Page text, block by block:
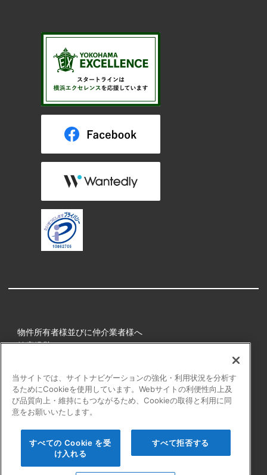
物件所有者様並びに仲介業者様へ
健康経営
プライバシーポリシー
障害者の表記について
よくある質問
当サイトでは、サイトナビゲーションの強化・利用状況を分析す
るためにCookieを使用しています。Webサイトの利便性向上及
び品質向上・維持にもつながるため、Cookieの取得と利用に同
意をお願いいたします。
すべての Cookie を受
け入れる
すべて拒否する